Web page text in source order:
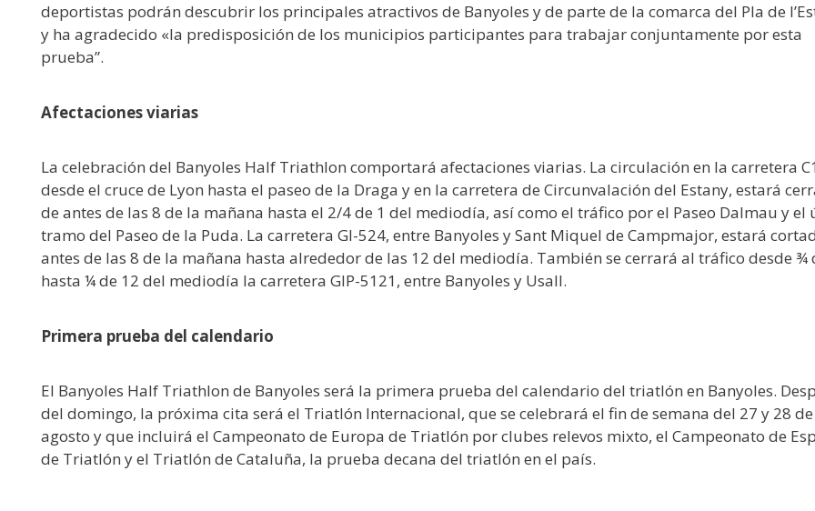
deportistas podrán descubrir los principales atractivos de Banyoles y de parte de la comarca del Pla de
y ha agradecido «la predisposición de los municipios participantes para trabajar conjuntamente por esta
prueba”.
Afectaciones viarias
La celebración del Banyoles Half Triathlon comportará afectaciones viarias. La circulación en la carretera
desde el cruce de Lyon hasta el paseo de la Draga y en la carretera de Circunvalación del Estany, estará
de antes de las 8 de la mañana hasta el 2/4 de 1 del mediodía, así como el tráfico por el Paseo Dalmau y el
tramo del Paseo de la Puda. La carretera GI-524, entre Banyoles y Sant Miquel de Campmajor, estará
antes de las 8 de la mañana hasta alrededor de las 12 del mediodía. También se cerrará al tráfico desde ¾
hasta ¼ de 12 del mediodía la carretera GIP-5121, entre Banyoles y Usall.
Primera prueba del calendario
El Banyoles Half Triathlon de Banyoles será la primera prueba del calendario del triatlón en Banyoles.
del domingo, la próxima cita será el Triatlón Internacional, que se celebrará el fin de semana del 27 y 28 de
agosto y que incluirá el Campeonato de Europa de Triatlón por clubes relevos mixto, el Campeonato de
de Triatlón y el Triatlón de Cataluña, la prueba decana del triatlón en el país.